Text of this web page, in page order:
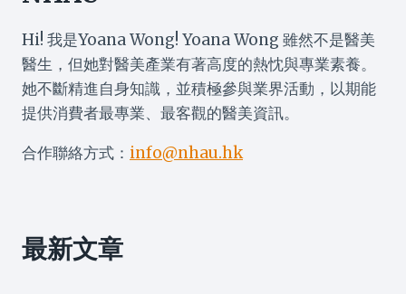
Hi! 我是Yoana Wong! Yoana Wong 雖然不是醫美
醫生，但她對醫美產業有著高度的熱忱與專業素養。
她不斷精進自身知識，並積極參與業界活動，以期能
提供消費者最專業、最客觀的醫美資訊。
合作聯絡方式： info@nhau.hk
最新文章